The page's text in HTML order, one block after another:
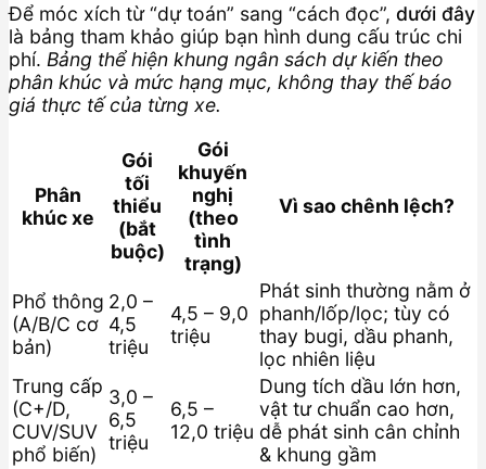
Để móc xích từ “dự toán” sang “cách đọc”, dưới đây
là bảng tham khảo giúp bạn hình dung cấu trúc chi
phí. Bảng thể hiện khung ngân sách dự kiến theo
phân khúc và mức hạng mục, không thay thế báo
giá thực tế của từng xe.
Phân
khúc xe
Gói
tối
thiểu
(bắt
buộc)
Gói
khuyến
nghị
(theo
tình
trạng)
Vì sao chênh lệch?
Phổ thông
(A/B/C cơ
bản)
2,0 –
4,5
triệu
4,5 – 9,0
triệu
Phát sinh thường nằm ở
phanh/lốp/lọc; tùy có
thay bugi, dầu phanh,
lọc nhiên liệu
Trung cấp
(C+/D,
CUV/SUV
phổ biến)
3,0 –
6,5
triệu
6,5 –
12,0 triệu
Dung tích dầu lớn hơn,
vật tư chuẩn cao hơn,
dễ phát sinh cân chỉnh
& khung gầm